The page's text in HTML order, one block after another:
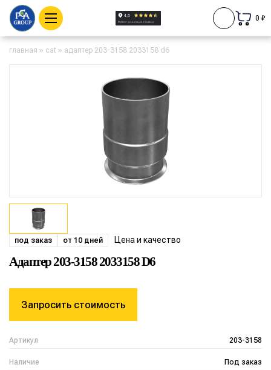
0 ₽
главная » cat » адаптер 203-3158 2033158 d6
под заказ от 10 дней Цена и качество
Адаптер 203-3158 2033158 D6
Артикул 203-3158
Наличие Под заказ
Запросить стоимость